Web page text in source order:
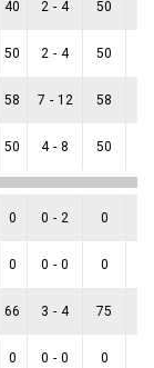
40 2 - 4 50
50 2 - 4 50
58 7 - 12 58
50 4 - 8 50
0 0 - 2 0
0 0 - 0 0
66 3 - 4 75
0 0 - 0 0